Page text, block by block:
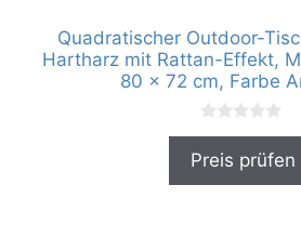
Quadratischer Outdoor-
Hartharz mit Rattan-Effekt,
80 x 72 cm, Farbe
0
o
Preis prüfen